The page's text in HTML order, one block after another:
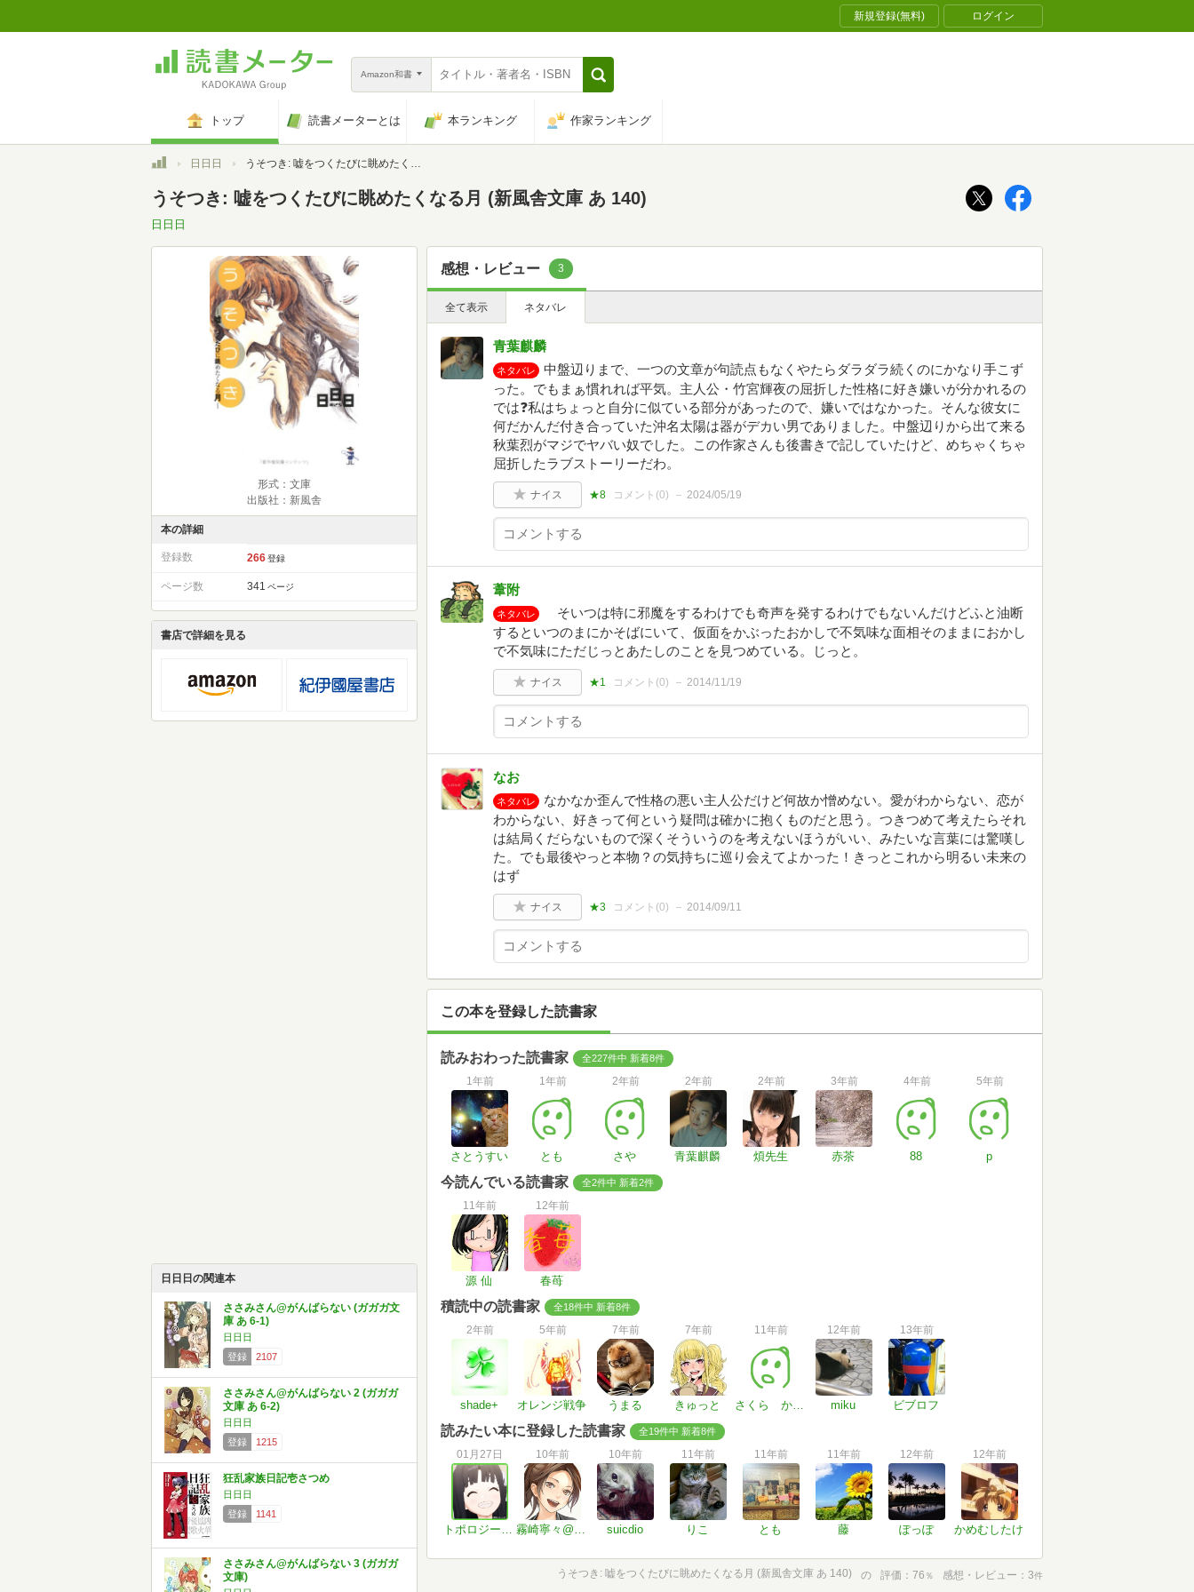
新規登録(無料) ログイン
Amazon和書
トップ 読書メーターとは 本ランキング 作家ランキング
トップ日日日 うそつき: 嘘をつくたびに眺めたくなる月 (新風舎文庫 あ 140)
うそつき: 嘘をつくたびに眺めたくなる月 (新風舎文庫 あ 140)
日日日
形式：文庫
出版社：新風舎
本の詳細
登録数 266 登録
ページ数 341 ページ
書店で詳細を見る
日日日の関連本
ささみさん@がんばらない (ガガガ文
庫 あ 6-1)
日日日
登録
2107
ささみさん@がんばらない 2 (ガガガ
文庫 あ 6-2)
日日日
登録
1215
狂乱家族日記壱さつめ
日日日
登録
1141
ささみさん@がんばらない 3 (ガガガ
文庫)
感想・レビュー 3
全て表示 ネタバレ
青葉麒麟
ネタバレ
中盤辺りまで、一つの文章が句読点もなくやたらダラダラ続くのにかなり手こず
った。でもまぁ慣れれば平気。主人公・竹宮輝夜の屈折した性格に好き嫌いが分かれるの
では❓私はちょっと自分に似ている部分があったので、嫌いではなかった。そんな彼女に
何だかんだ付き合っていた沖名太陽は器がデカい男でありました。中盤辺りから出て来る
秋葉烈がマジでヤバい奴でした。この作家さんも後書きで記していたけど、めちゃくちゃ
屈折したラブストーリーだわ。
ナイス ★8 コメント(0) 2024/05/19
葦附
ネタバレ
そいつは特に邪魔をするわけでも奇声を発するわけでもないんだけどふと油断
するといつのまにかそばにいて、仮面をかぶったおかしで不気味な面相そのままにおかし
で不気味にただじっとあたしのことを見つめている。じっと。
ナイス ★1 コメント(0) 2014/11/19
なお
ネタバレ
なかなか歪んで性格の悪い主人公だけど何故か憎めない。愛がわからない、恋が
わからない、好きって何という疑問は確かに抱くものだと思う。つきつめて考えたらそれ
は結局くだらないもので深くそういうのを考えないほうがいい、みたいな言葉には驚嘆し
た。でも最後やっと本物？の気持ちに巡り会えてよかった！きっとこれから明るい未来の
はず
ナイス ★3 コメント(0) 2014/09/11
この本を登録した読書家
読みおわった読書家 全227件中 新着8件
1年前
さとうすい
1年前
とも
2年前
さや
2年前
青葉麒麟
2年前
煩先生
3年前
赤茶
4年前
88
5年前
p
今読んでいる読書家 全2件中 新着2件
11年前
源 仙
12年前
春苺
積読中の読書家 全18件中 新着8件
2年前
shade+
5年前
オレンジ戦争
7年前
うまる
7年前
きゅっと
11年前
さくら かぜゆき
12年前
miku
13年前
ビブロフ
読みたい本に登録した読書家 全19件中 新着8件
01月27日
トポロジームルソ～くん
10年前
霧崎寧々@最近復帰
10年前
suicdio
11年前
りこ
11年前
とも
11年前
藤
12年前
ぽっぽ
12年前
かめむしたけ
うそつき: 嘘をつくたびに眺めたくなる月 (新風舎文庫 あ 140) の 評価 76 ％ 感想・レビュー 3件